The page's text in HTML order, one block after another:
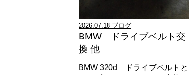
2026.07.18 ブログ
BMW ドライブベルト交
換 他
BMW 320d ドライブベルトと